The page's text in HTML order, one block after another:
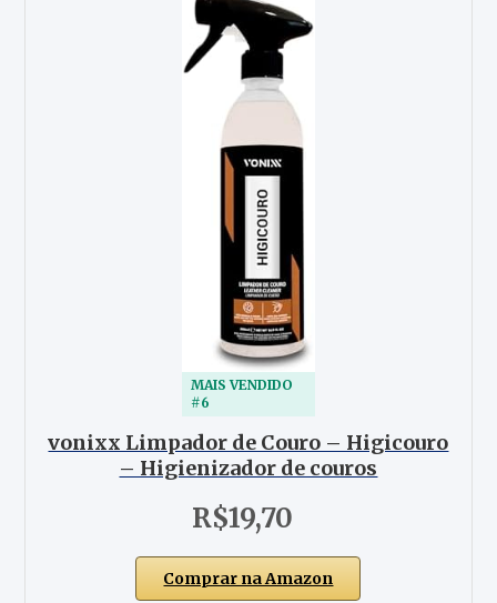
MAIS VENDIDO
#6
vonixx Limpador de Couro – Higicouro
– Higienizador de couros
R$19,70
Comprar na Amazon